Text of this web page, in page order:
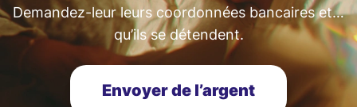
Demandez-leur leurs coordonnées bancaires et…
qu’ils se détendent.
Envoyer de l’argent